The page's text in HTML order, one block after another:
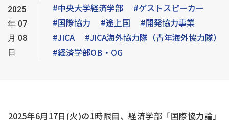
2025
年07
月08
日
#中央大学経済学部
#ゲストスピーカー
#国際協力
#途上国
#開発協力事業
#JICA
#JICA海外協力隊（青年海外協力隊）
#経済学部OB・OG
2025年6月17日(火)の1時限目、経済学部「国際協力論」